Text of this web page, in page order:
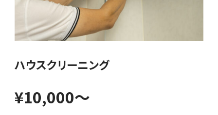
ハウスクリーニング
¥10,000〜